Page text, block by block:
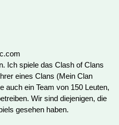
Ich spiele das Clash of Clans
eines Clans (Mein Clan
auch ein Team von 150 Leuten,
Wir sind diejenigen, die
gesehen haben.